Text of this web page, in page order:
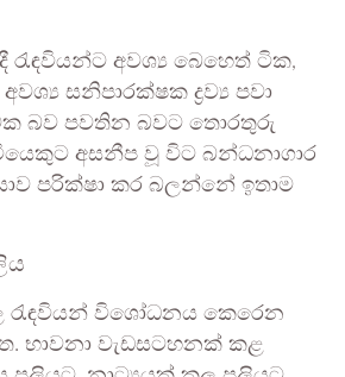
රැඳවියන්ට අවශ්‍ය බෙහෙත් ටික,
සනිපාරක්ෂක ද්‍රව්‍ය පවා
බව පවතින බවට තොරතුරු
අසනීප වූ විට බන්ධනාගාර
පරික්ෂා කර බලන්නේ ඉතාම
රැඳවියන් විශෝධනය කෙරෙන
භාවනා වැඩසටහනක් කළ